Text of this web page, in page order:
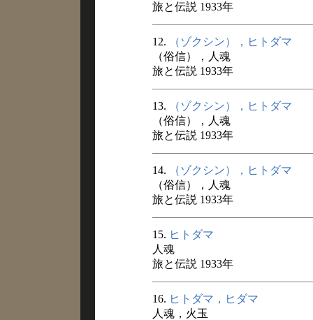
旅と伝説 1933年
12.
（ゾクシン），ヒトダマ
（俗信），人魂
旅と伝説 1933年
13.
（ゾクシン），ヒトダマ
（俗信），人魂
旅と伝説 1933年
14.
（ゾクシン），ヒトダマ
（俗信），人魂
旅と伝説 1933年
15. ヒトダマ
人魂
旅と伝説 1933年
16. ヒトダマ，ヒダマ
人魂，火玉